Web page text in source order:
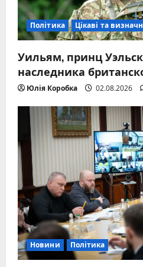
Політика Цікаві та
Уильям, принц
наследника
Юлія Коробка 02.08.2026
Новини Політика